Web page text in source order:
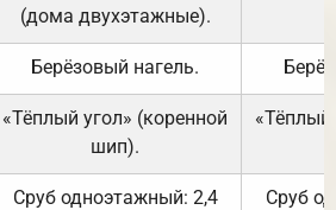
(дома двухэтажные).
Берёзовый нагель.
«Тёплый угол» (коренной
шип).
«Тёплый
Сруб одноэтажный: 2,4
Сруб